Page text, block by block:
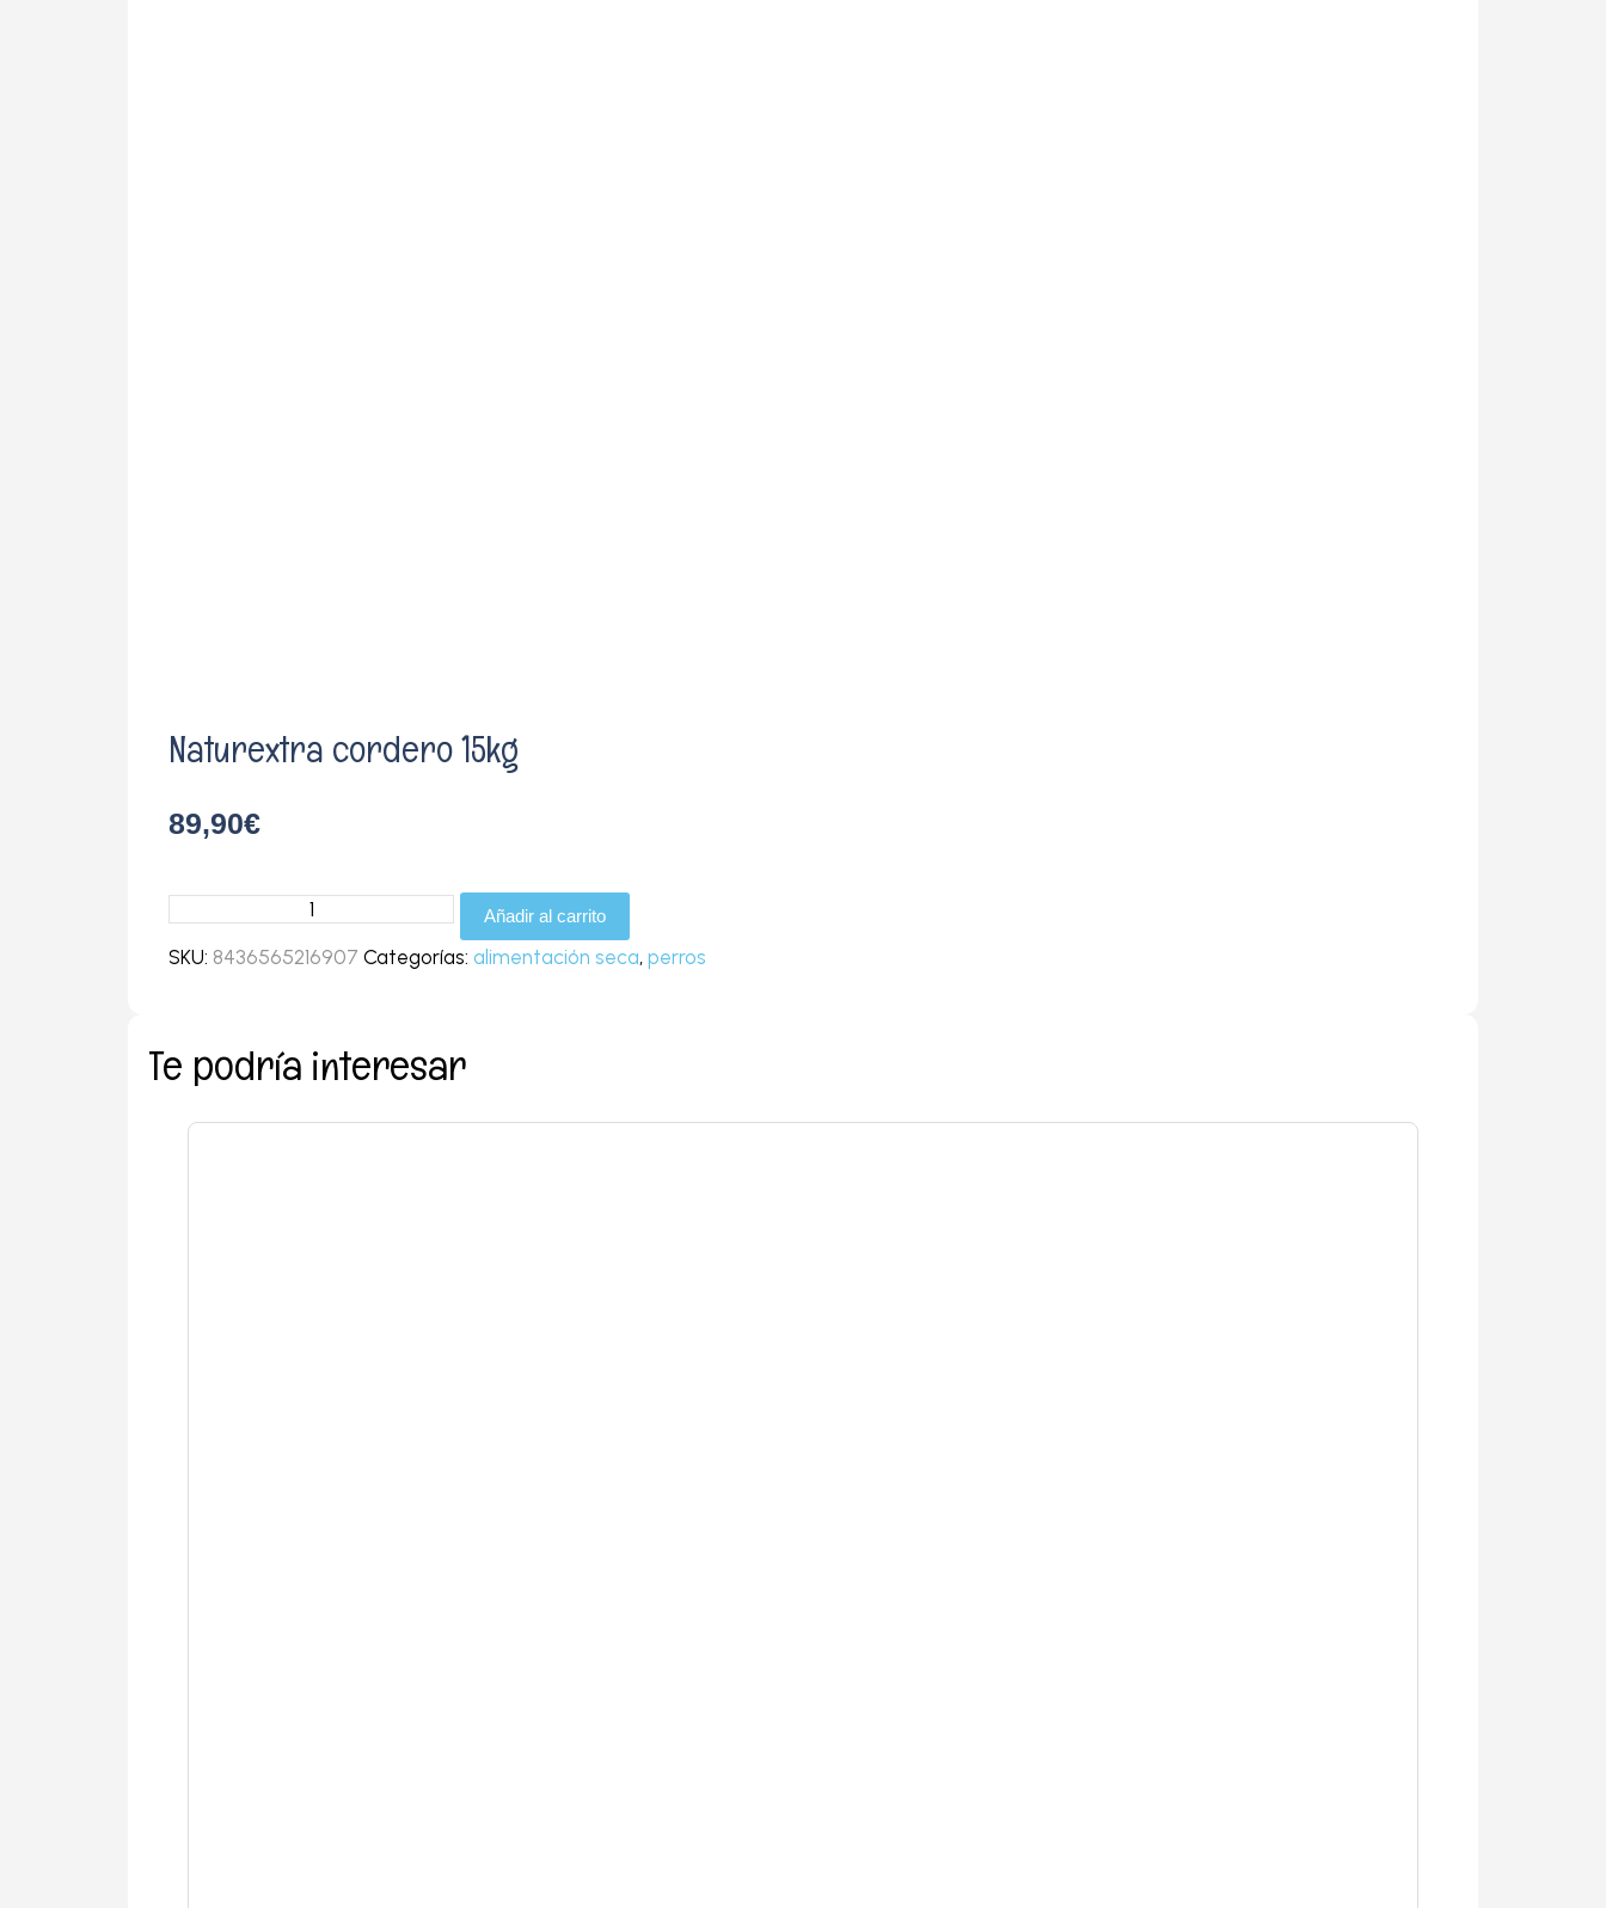
Naturextra cordero 15kg
89,90€
15kg
Añadir al carrito
SKU: 8436565216907 Categorías:alimentación seca,perros
Te podría interesar